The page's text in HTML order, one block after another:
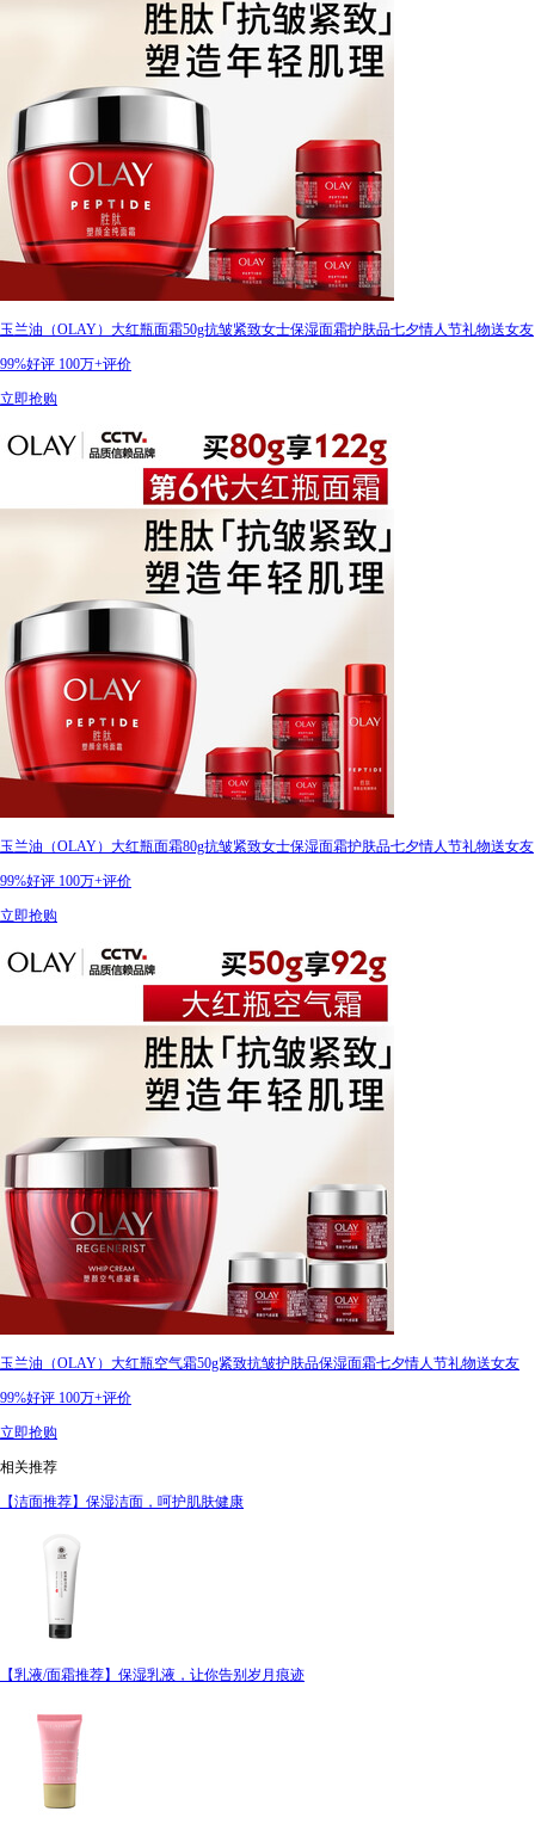
玉兰油（OLAY）大红瓶面霜50g抗皱紧致女士保湿面霜护肤品七夕情人节礼物送女友
99%好评 100万+评价
立即抢购
玉兰油（OLAY）大红瓶面霜80g抗皱紧致女士保湿面霜护肤品七夕情人节礼物送女友
99%好评 100万+评价
立即抢购
玉兰油（OLAY）大红瓶空气霜50g紧致抗皱护肤品保湿面霜七夕情人节礼物送女友
99%好评 100万+评价
立即抢购
相关推荐
【洁面推荐】保湿洁面，呵护肌肤健康
【乳液/面霜推荐】保湿乳液，让你告别岁月痕迹